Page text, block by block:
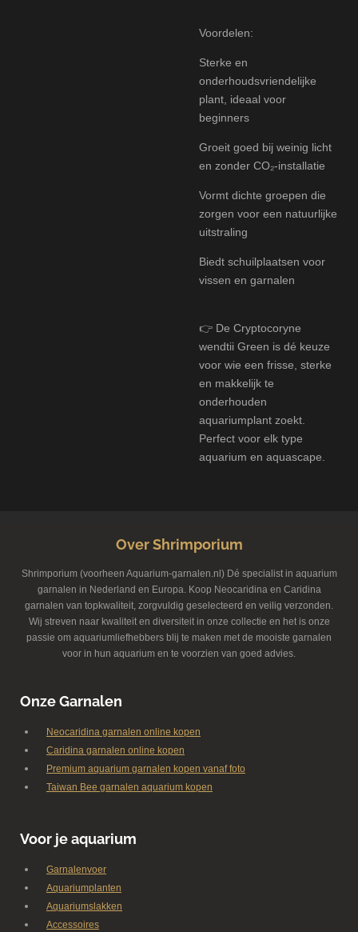
Voordelen:
Sterke en
onderhoudsvriendelijke
plant, ideaal voor
beginners
Groeit goed bij weinig licht
en zonder CO₂-installatie
Vormt dichte groepen die
zorgen voor een natuurlijke
uitstraling
Biedt schuilplaatsen voor
vissen en garnalen
👉 De Cryptocoryne
wendtii Green is dé keuze
voor wie een frisse, sterke
en makkelijk te
onderhouden
aquariumplant zoekt.
Perfect voor elk type
aquarium en aquascape.
Over Shrimporium
Shrimporium (voorheen Aquarium-garnalen.nl) Dé specialist in aquarium
garnalen in Nederland en Europa. Koop Neocaridina en Caridina
garnalen van topkwaliteit, zorgvuldig geselecteerd en veilig verzonden.
Wij streven naar kwaliteit en diversiteit in onze collectie en het is onze
passie om aquariumliefhebbers blij te maken met de mooiste garnalen
voor in hun aquarium en te voorzien van goed advies.
Onze Garnalen
Neocaridina garnalen online kopen
Caridina garnalen online kopen
Premium aquarium garnalen kopen vanaf foto
Taiwan Bee garnalen aquarium kopen
Voor je aquarium
Garnalenvoer
Aquariumplanten
Aquariumslakken
Accessoires